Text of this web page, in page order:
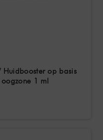
Huidbooster op basis
1 ml